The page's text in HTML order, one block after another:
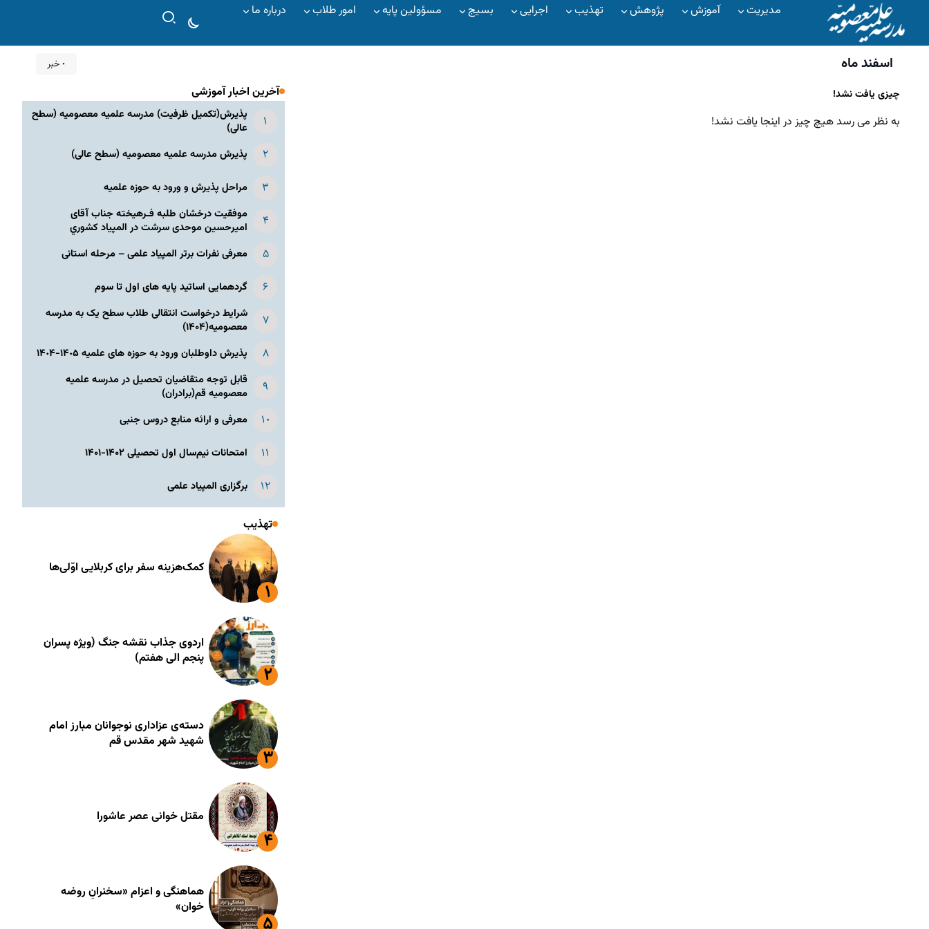
مدیریت آموزش پژوهش تهذیب اجرایی بسیج مسؤولین پایه امور طلاب درباره ما
اسفند ماه ۰ خبر
چیزی یافت نشد!
به نظر می رسد هیچ چیز در اینجا یافت نشد!
آخرین اخبار آموزشی
پذیرش(تکمیل ظرفیت) مدرسه علمیه معصومیه‌ (سطح
عالی)
پذیرش مدرسه علمیه معصومیه‌ (سطح عالی)
مراحل پذیرش و ورود به حوزه علمیه
موفقیت درخشان طلبه فـرهیخته جناب آقای
امیرحسین موحدی سرشت در المپياد كشوري
معرفی نفرات برتر المپیاد علمی – مرحله استانی
گردهمایی اساتید پایه های اول تا سوم
شرایط درخواست انتقالی طلاب سطح یک به مدرسه
معصومیه(۱۴۰۴)
پذیرش داوطلبان ورود به حوزه های علمیه ١۴٠۵-١۴٠۴
قابل توجه متقاضیان تحصیل در مدرسه علمیه
معصومیه قم(برادران)
معرفی و ارائه منابع دروس جنبی
امتحانات نیم‌سال اول تحصیلی ۱۴۰۲-۱۴۰۱
برگزاری المپیاد علمی
تهذیب
کمک‌هزینه سفر برای کربلایی اوّلی‌ها
اردوی جذاب نقشه جنگ (ویژه پسران
پنجم الی هفتم)
دسته‌ی عزاداری نوجوانان مبارز امام
شهید شهر مقدس قم
مقتل خوانی عصر عاشورا
هماهنگی و اعزام «سخنرانِ روضه
خوان»